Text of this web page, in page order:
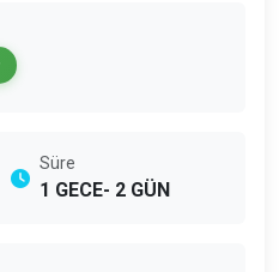
Süre
1 GECE- 2 GÜN